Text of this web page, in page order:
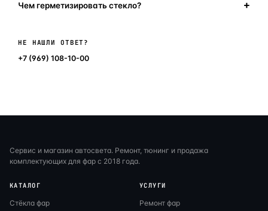
Чем герметизировать стекло?
НЕ НАШЛИ ОТВЕТ?
+7 (969) 108-10-00
Сервис и магазин автосвета. Ремонт, тюнинг и продажа
комплектующих для фар с 2018 года.
КАТАЛОГ
Стёкла фар
УСЛУГИ
Ремонт фар